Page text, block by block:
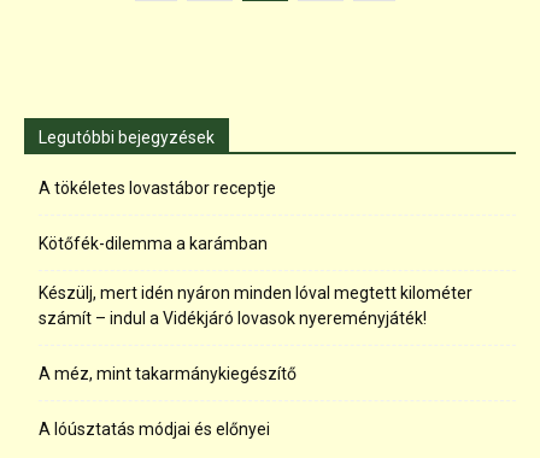
Legutóbbi bejegyzések
A tökéletes lovastábor receptje
Kötőfék-dilemma a karámban
Készülj, mert idén nyáron minden lóval megtett kilométer
számít – indul a Vidékjáró lovasok nyereményjáték!
A méz, mint takarmánykiegészítő
A lóúsztatás módjai és előnyei